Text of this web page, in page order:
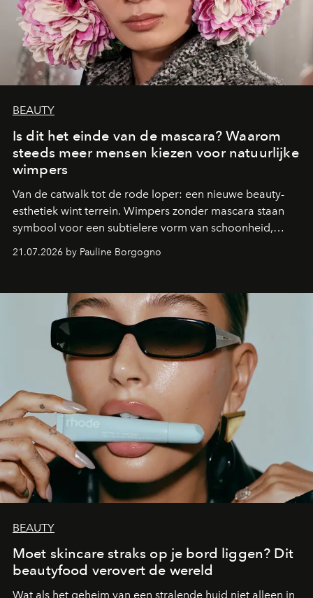
BEAUTY
Is dit het einde van de mascara? Waarom
steeds meer mensen kiezen voor natuurlijke
wimpers
Van de catwalk tot de rode loper: een nieuwe beauty-
esthetiek wint terrein. Wimpers zonder mascara staan
symbool voor een subtielere vorm van schoonheid,
aan make-up.
21.07.2026 by Pauline Borgogno
BEAUTY
Moet skincare straks op je bord liggen? Dit
beautyfood verovert de wereld
Wat als het geheim van een stralende huid niet alleen in